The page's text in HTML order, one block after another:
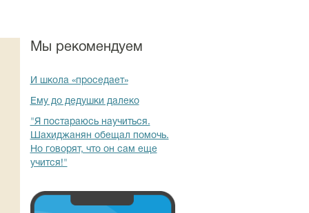
Мы рекомендуем
И школа «проседает»
Ему до дедушки далеко
"Я постараюсь научиться.
Шахиджанян обещал помочь.
Но говорят, что он сам еще
учится!"